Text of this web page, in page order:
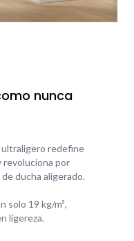
nunca
redefine
revoluciona por
ducha aligerado.
solo 19 kg/m²,
ligereza.